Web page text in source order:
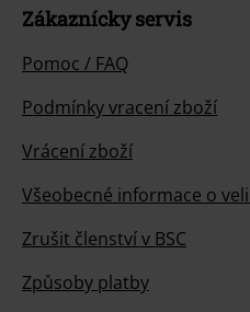
Zákaznícky servis
Pomoc / FAQ
Podmínky vracení zboží
Vrácení zboží
Všeobecné informace o
Zrušit členství v BSC
Způsoby platby